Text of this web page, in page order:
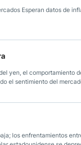
Esperan datos de
yen, el comportamiento
el sentimiento del
los enfrentamientos